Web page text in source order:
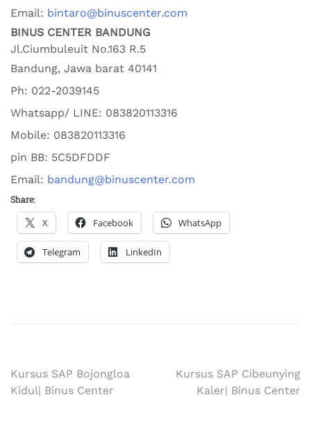
Email: bintaro@binuscenter.com
BINUS CENTER BANDUNG
Jl.Ciumbuleuit No.163 R.5
Bandung, Jawa barat 40141
Ph: 022-2039145
Whatsapp/ LINE: 083820113316
Mobile: 083820113316
pin BB: 5C5DFDDF
Email: bandung@binuscenter.com
Share:
X Facebook WhatsApp
Telegram LinkedIn
Kursus SAP Bojongloa
Kidul| Binus Center
Kursus SAP Cibeunying
Kaler| Binus Center